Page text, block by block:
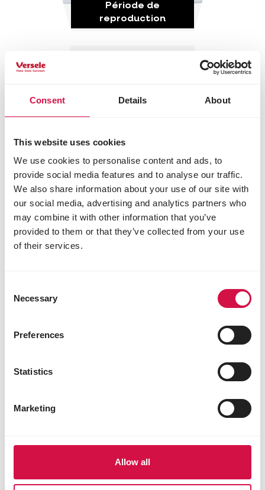
Consent Details About
This website uses cookies
We use cookies to personalise content and ads, to
provide social media features and to analyse our traffic.
We also share information about your use of our site with
our social media, advertising and analytics partners who
may combine it with other information that you’ve
provided to them or that they’ve collected from your use
of their services.
Selection
Necessary
Preferences
Statistics
Marketing
Allow all
Période de
reproduction
Période de repos